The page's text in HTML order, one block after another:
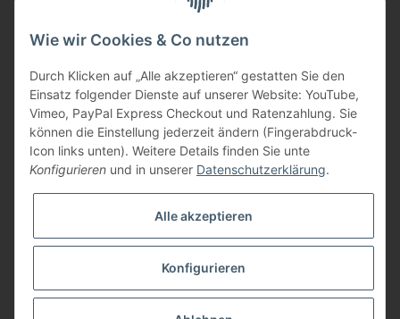
Über uns
ouzo-shop.com ist Ihr Shop für hochwertigen Ouzo und
Spirituosen direkt aus Griechenland! Unsere Waren erhalten
wir direkt vom Hersteller und sorgen so für günstige Preise
bei höchstmöglicher Qualität.
Wie wir Cookies & Co nutzen
Durch Klicken auf „Alle akzeptieren“ gestatten Sie den
Einsatz folgender Dienste auf unserer Website: YouTube,
Vimeo, PayPal Express Checkout und Ratenzahlung. Sie
können die Einstellung jederzeit ändern (Fingerabdruck-
Icon links unten). Weitere Details finden Sie unte
Konfigurieren und in unserer Datenschutzerklärung.
Alle akzeptieren
Konfigurieren